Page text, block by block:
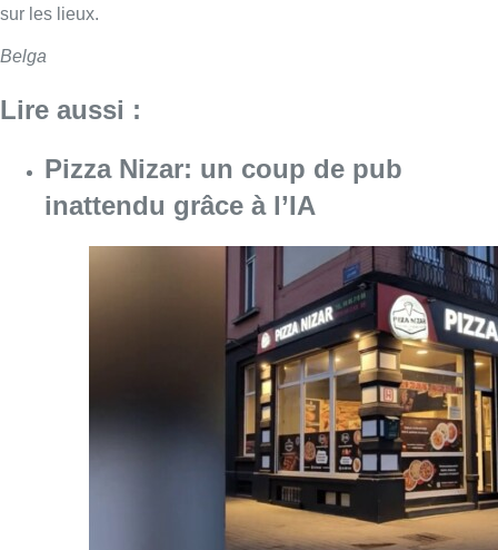
sur les lieux.
Belga
Lire aussi :
Pizza Nizar: un coup de pub
inattendu grâce à l’IA